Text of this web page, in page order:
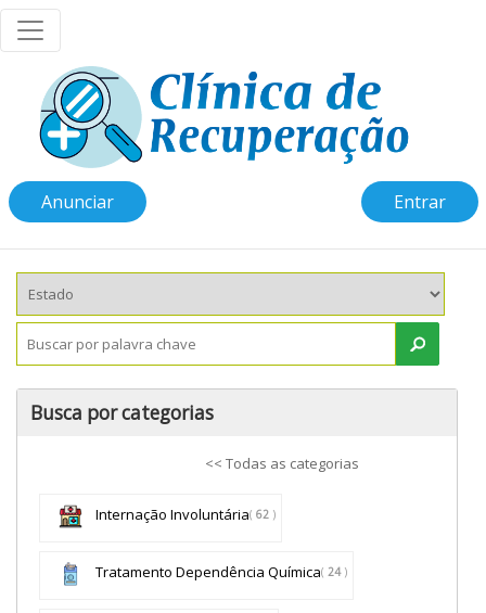
Anunciar Entrar
Busca por categorias
<< Todas as categorias
Internação Involuntária( 62 )
Tratamento Dependência Química( 24)